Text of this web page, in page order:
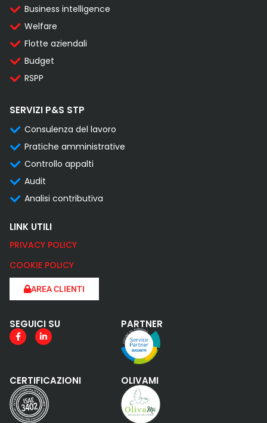
Business intelligence
Welfare
Flotte aziendali
Budget
RSPP
SERVIZI P&S STP
Consulenza del lavoro
Pratiche amministrative
Controllo appalti
Audit
Analisi contributiva
LINK UTILI
PRIVACY POLICY
COOKIE POLICY
AREA CLIENTI
SEGUICI SU PARTNER
CERTIFICAZIONI OLIVAMI